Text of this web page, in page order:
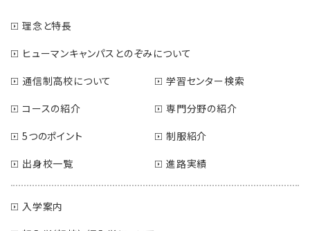
理念と特長
ヒューマンキャンパスとのぞみについて
通信制高校について
学習センター検索
コースの紹介
専門分野の紹介
5つのポイント
制服紹介
出身校一覧
進路実績
入学案内